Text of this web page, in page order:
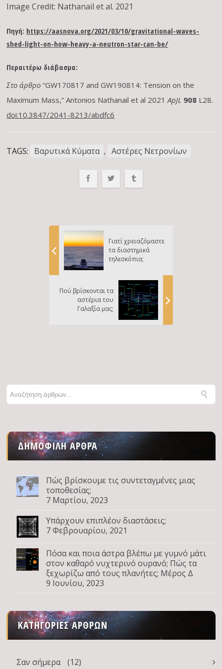
Image Credit: Nathanail et al. 2021
Πηγή: https://aasnova.org/2021/03/10/gravitational-waves-
shed-light-on-how-heavy-a-neutron-star-can-be/
Περαιτέρω διάβασμα:
Στο άρθρο “GW170817 and GW190814: Tension on the
Maximum Mass,” Antonios Nathanail et al 2021ApJL 908 L28.
doi:10.3847/2041-8213/abdfc6
TAGS: Βαρυτικά Κύματα , Αστέρες Νετρονίων
Γιατί χρειαζόμαστε
τα διαστημικά
τηλεσκόπια;
Πού βρίσκονται τα
αστέρια του
Γαλαξία μας;
ΔΗΜΟΦΙΛΉ ΆΡΘΡΑ
Πώς βρίσκουμε τις συντεταγμένες μιας
τοποθεσίας;
7 Μαρτίου, 2023
Υπάρχουν επιπλέον διαστάσεις;
7 Φεβρουαρίου, 2021
Πόσα και ποια άστρα βλέπω με γυμνό μάτι
στον καθαρό νυχτερινό ουρανό; Πώς τα
ξεχωρίζω από τους πλανήτες; Μέρος Δ
9 Ιουνίου, 2023
ΚΑΤΗΓΟΡΊΕΣ ΆΡΘΡΩΝ
Σαν σήμερα (12)